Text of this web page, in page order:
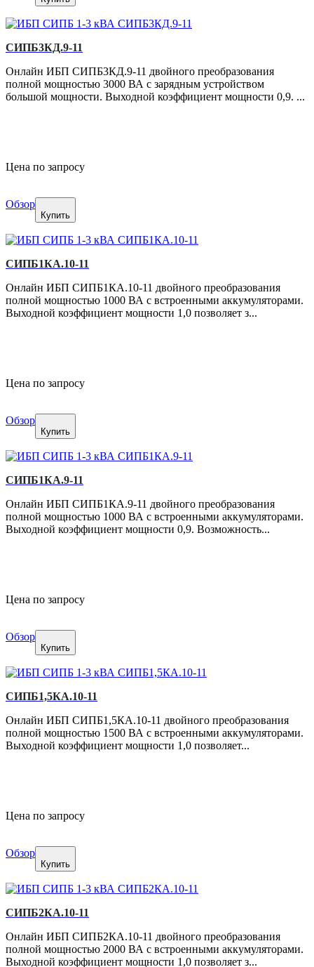
СИПБ3КД.9-11
Онлайн ИБП СИПБ3КД.9-11 двойного преобразования
полной мощностью 3000 ВА с зарядным устройством
большой мощности. Выходной коэффициент мощности 0,9. ...
Цена по запросу
Обзор
Купить
СИПБ1КА.10-11
Онлайн ИБП СИПБ1КА.10-11 двойного преобразования
полной мощностью 1000 ВА с встроенными аккумуляторами.
Выходной коэффициент мощности 1,0 позволяет з...
Цена по запросу
Обзор
Купить
СИПБ1КА.9-11
Онлайн ИБП СИПБ1КА.9-11 двойного преобразования
полной мощностью 1000 ВА с встроенными аккумуляторами.
Выходной коэффициент мощности 0,9. Возможность...
Цена по запросу
Обзор
Купить
СИПБ1,5КA.10-11
Онлайн ИБП СИПБ1,5КА.10-11 двойного преобразования
полной мощностью 1500 ВА с встроенными аккумуляторами.
Выходной коэффициент мощности 1,0 позволяет...
Цена по запросу
Обзор
Купить
СИПБ2КA.10-11
Онлайн ИБП СИПБ2КА.10-11 двойного преобразования
полной мощностью 2000 ВА с встроенными аккумуляторами.
Выходной коэффициент мощности 1,0 позволяет з...